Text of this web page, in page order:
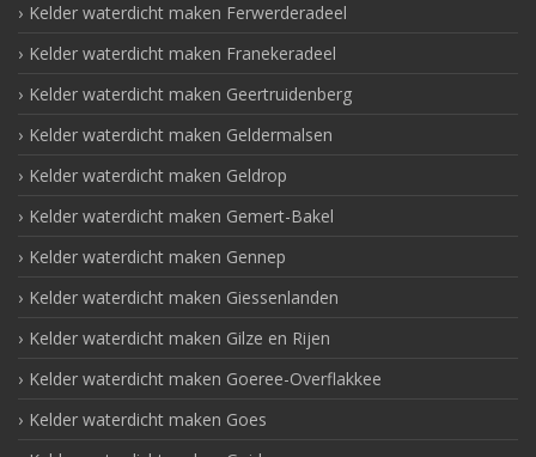
Kelder waterdicht maken Ferwerderadeel
Kelder waterdicht maken Franekeradeel
Kelder waterdicht maken Geertruidenberg
Kelder waterdicht maken Geldermalsen
Kelder waterdicht maken Geldrop
Kelder waterdicht maken Gemert-Bakel
Kelder waterdicht maken Gennep
Kelder waterdicht maken Giessenlanden
Kelder waterdicht maken Gilze en Rijen
Kelder waterdicht maken Goeree-Overflakkee
Kelder waterdicht maken Goes